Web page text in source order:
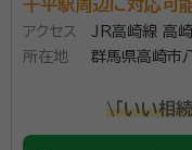
千平駅周辺に対応可
アクセス
JR高崎線 高
所在地
群馬県高崎市
\「いい相